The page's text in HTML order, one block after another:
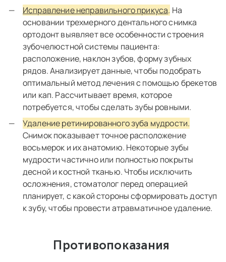
Исправление неправильного прикуса. На
основании трехмерного дентального снимка
ортодонт выявляет все особенности строения
зубочелюстной системы пациента:
расположение, наклон зубов, форму зубных
рядов. Анализирует данные, чтобы подобрать
оптимальный метод лечения с помощью брекетов
или кап. Рассчитывает время, которое
потребуется, чтобы сделать зубы ровными.
Удаление ретинированного зуба мудрости.
Снимок показывает точное расположение
восьмерок и их анатомию. Некоторые зубы
мудрости частично или полностью покрыты
десной и костной тканью. Чтобы исключить
осложнения, стоматолог перед операцией
планирует, с какой стороны сформировать доступ
к зубу, чтобы провести атравматичное удаление.
Противопоказания